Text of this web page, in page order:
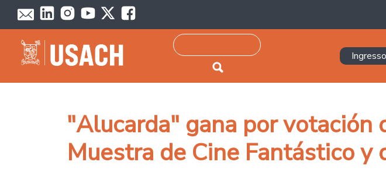
Passar para o conteúdo principal
Pesquisar
Ingresso
"Alucarda" gana por votación
Muestra de Cine Fantástico y